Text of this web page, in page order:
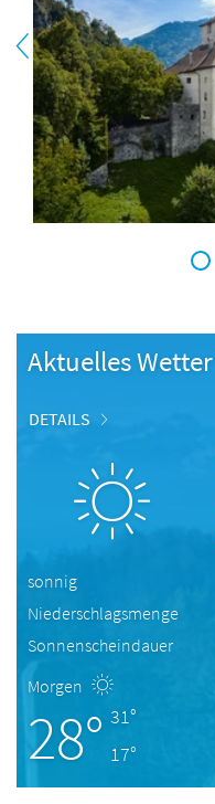
1
Aktuelles
DETAILS
sonnig
Niederschlagsmenge
Sonnenscheindauer
Morgen
28° 31°
17°